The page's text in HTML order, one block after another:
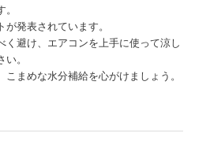
発表されています。
く避け、エアコンを上手に使って涼し
。
まめな水分補給を心がけましょう。